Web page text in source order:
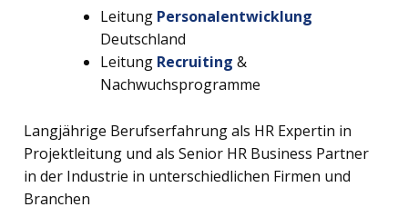
Leitung Personalentwicklung
Deutschland
Leitung Recruiting &
Nachwuchsprogramme
Langjährige Berufserfahrung als HR Expertin in
Projektleitung und als Senior HR Business Partner
in der Industrie in unterschiedlichen Firmen und
Branchen